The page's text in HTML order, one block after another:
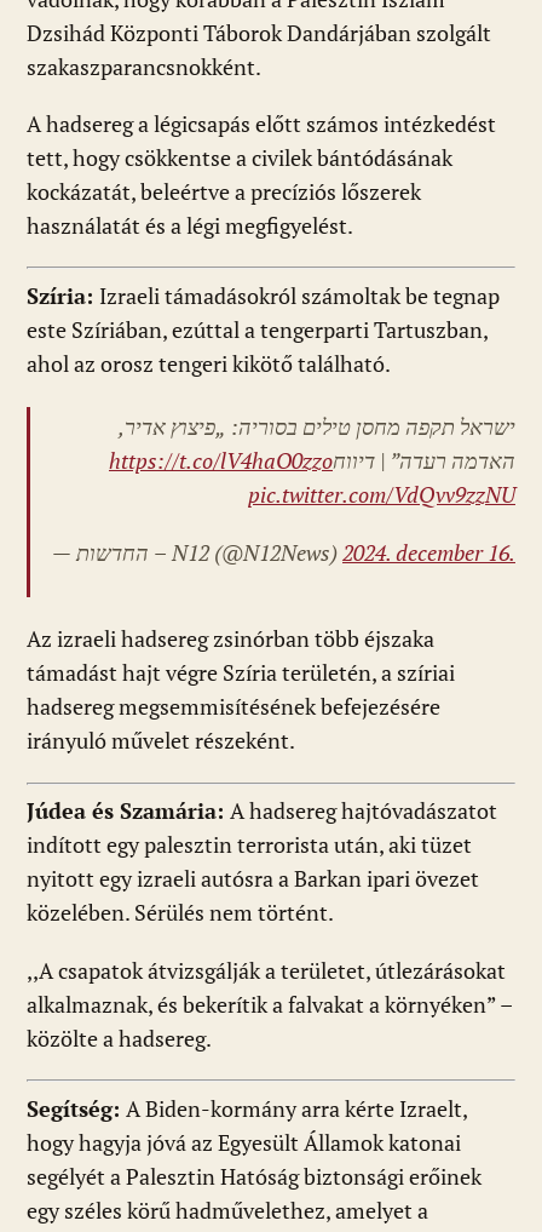
Dzsihád Központi Táborok Dandárjában szolgált
szakaszparancsnokként.
A hadsereg a légicsapás előtt számos intézkedést
tett, hogy csökkentse a civilek bántódásának
kockázatát, beleértve a precíziós lőszerek
használatát és a légi megfigyelést.
Szíria: Izraeli támadásokról számoltak be tegnap
este Szíriában, ezúttal a tengerparti Tartuszban,
ahol az orosz tengeri kikötő található.
ישראל תקפה מחסן טילים בסוריה: „פיצוץ אדיר,
האדמה רעדה” | דיווחhttps://t.co/lV4haO0zzo
pic.twitter.com/VdQvv9zzNU
— החדשות – N12 (@N12News) 2024. december 16.
Az izraeli hadsereg zsinórban több éjszaka
támadást hajt végre Szíria területén, a szíriai
hadsereg megsemmisítésének befejezésére
irányuló művelet részeként.
Júdea és Szamária: A hadsereg hajtóvadászatot
indított egy palesztin terrorista után, aki tüzet
nyitott egy izraeli autósra a Barkan ipari övezet
közelében. Sérülés nem történt.
,,A csapatok átvizsgálják a területet, útlezárásokat
alkalmaznak, és bekerítik a falvakat a környéken” –
közölte a hadsereg.
Segítség: A Biden-kormány arra kérte Izraelt,
hogy hagyja jóvá az Egyesült Államok katonai
segélyét a Palesztin Hatóság biztonsági erőinek
egy széles körű hadművelethez, amelyet a